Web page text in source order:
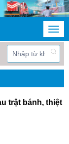
trật bánh, thiệt